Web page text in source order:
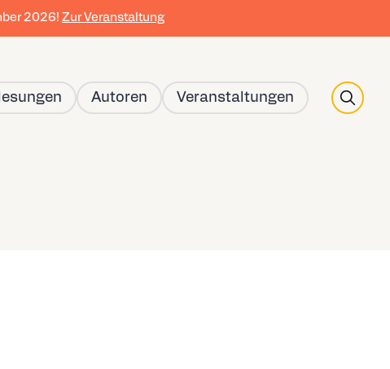
2026! Zur Veranstaltung
Autoren Veranstaltungen Search